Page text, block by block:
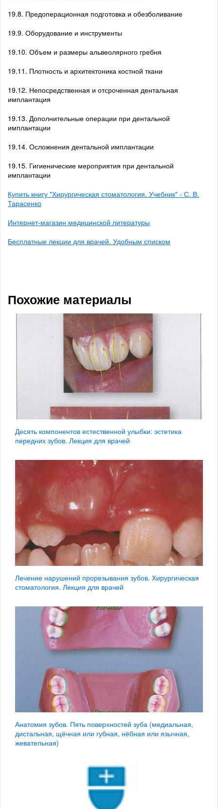
19.8. Предоперационная подготовка и обезболивание
19.9. Оборудование и инструменты
19.10. Объем и размеры альвеолярного гребня
19.11. Плотность и архитектоника костной ткани
19.12. Непосредственная и отсроченная дентальная
имплантация
19.13. Дополнительные операции при дентальной
имплантации
19.14. Осложнения дентальной имплантации
19.15. Гигиенические мероприятия при дентальной
имплантации
Купить книгу "Хирургическая стоматология. Учебник" - С. В.
Тарасенко
Интернет-магазин медицинской литературы
Бесплатные лекции для врачей. Удобным списком
Похожие материалы
Десять компонентов естественной улыбки: эстетика
передних зубов. Лекция для врачей
Лечение нарушений прорезывания зубов. Хирургическая
стоматология. Лекция для врачей
Анатомия зубов. Пять поверхностей зуба (медиальная,
дистальная, щёчная или губная, нёбная или язычная,
жевательная)